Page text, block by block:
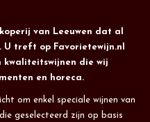
van Leeuwen dat al
U treft op Favorietewijn.nl
die wij
en horeca.
om enkel speciale wijnen van
geselecteerd zijn op basis